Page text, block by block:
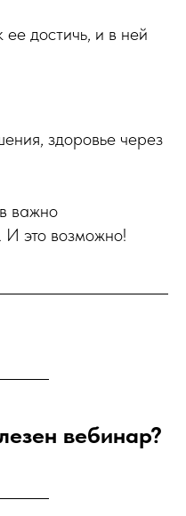
достичь, и в ней
здоровье через
важно
И это возможно!
вебинар?